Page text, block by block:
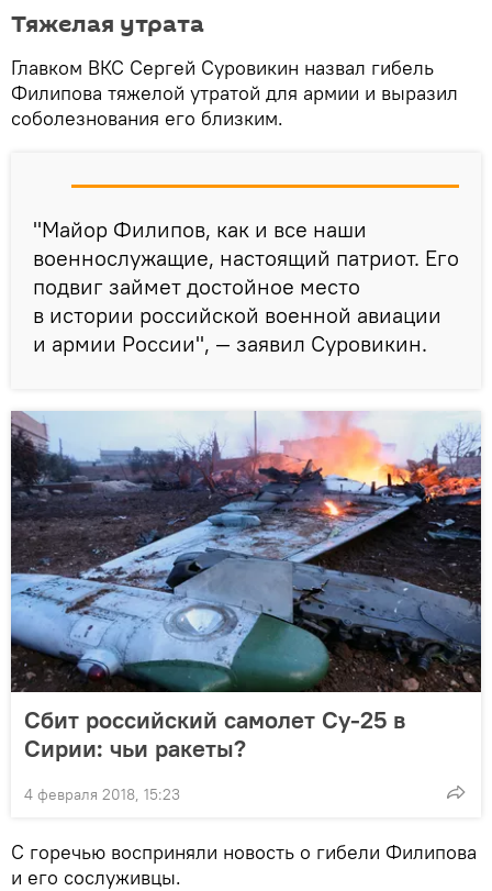
Тяжелая утрата
Главком ВКС Сергей Суровикин назвал гибель
Филипова тяжелой утратой для армии и выразил
соболезнования его близким.
"Майор Филипов, как и все наши
военнослужащие, настоящий патриот. Его
подвиг займет достойное место
в истории российской военной авиации
и армии России", — заявил Суровикин.
Сбит российский самолет Су-25 в
Сирии: чьи ракеты?
4 февраля 2018, 15:23
С горечью восприняли новость о гибели Филипова
и его сослуживцы.